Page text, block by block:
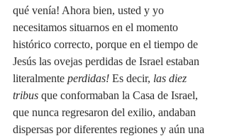
qué venía! Ahora bien, usted y yo
necesitamos situarnos en el momento
histórico correcto, porque en el tiempo de
Jesús las ovejas perdidas de Israel estaban
literalmente perdidas! Es decir, las diez
tribus que conformaban la Casa de Israel,
que nunca regresaron del exilio, andaban
dispersas por diferentes regiones y aún una